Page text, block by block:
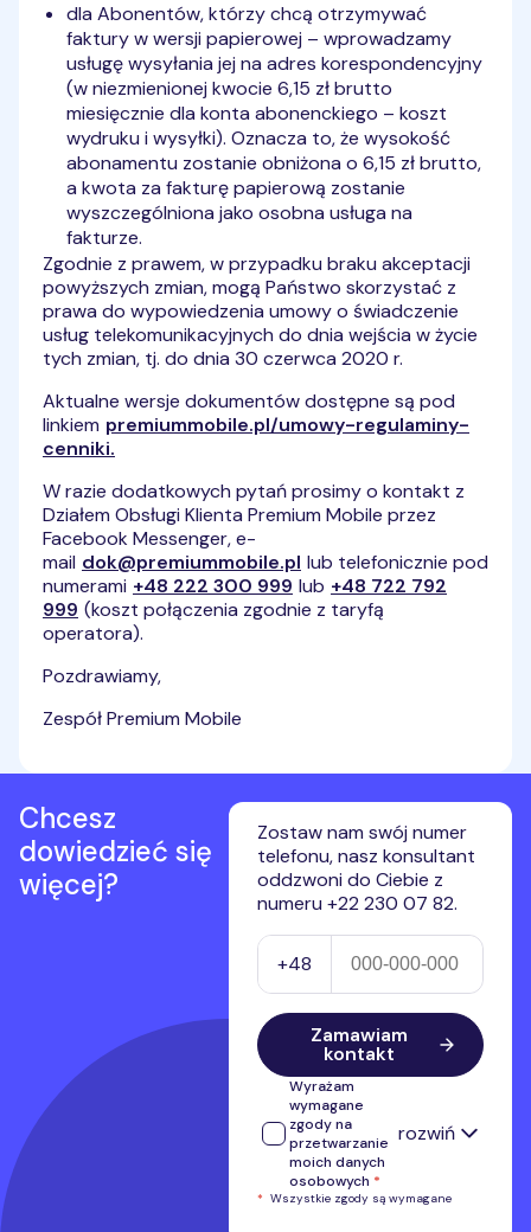
dla Abonentów, którzy chcą otrzymywać
faktury w wersji papierowej – wprowadzamy
usługę wysyłania jej na adres korespondencyjny
(w niezmienionej kwocie 6,15 zł brutto
miesięcznie dla konta abonenckiego – koszt
wydruku i wysyłki). Oznacza to, że wysokość
abonamentu zostanie obniżona o 6,15 zł brutto,
a kwota za fakturę papierową zostanie
wyszczególniona jako osobna usługa na
fakturze.
Zgodnie z prawem, w przypadku braku akceptacji
powyższych zmian, mogą Państwo skorzystać z
prawa do wypowiedzenia umowy o świadczenie
usług telekomunikacyjnych do dnia wejścia w życie
tych zmian, tj. do dnia 30 czerwca 2020 r.
Aktualne wersje dokumentów dostępne są pod
linkiem premiummobile.pl/umowy-regulaminy-
cenniki.
W razie dodatkowych pytań prosimy o kontakt z
Działem Obsługi Klienta Premium Mobile przez
Facebook Messenger, e-
mail dok@premiummobile.pl lub telefonicznie pod
numerami +48 222 300 999 lub +48 722 792
999 (koszt połączenia zgodnie z taryfą
operatora).
Pozdrawiamy,
Zespół Premium Mobile
Chcesz
dowiedzieć się
więcej?
Zostaw nam swój numer
telefonu, nasz konsultant
oddzwoni do Ciebie z
numeru +22 230 07 82.
Numer telefonu
+48
Zamawiam
kontakt
Wyrażam
wymagane
zgody na
przetwarzanie
moich danych
osobowych *
rozwiń
Wyrażam zgodę na przetwarzanie
* Wszystkie zgody są wymagane